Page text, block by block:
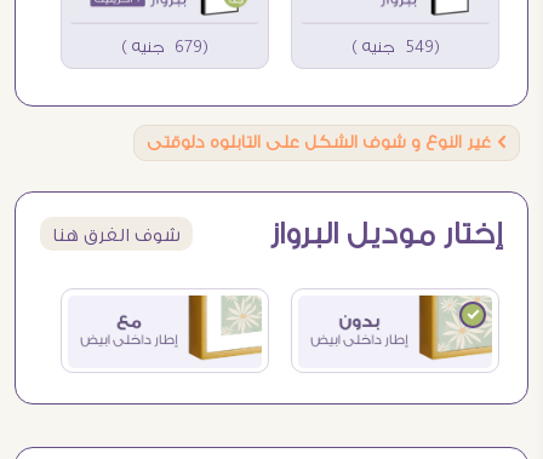
(549 جنيه ) (679 جنيه )
Ö غير النوع و شوف الشكل على التابلوه دلوقتى
إختار موديل البرواز شوف الفرق هنا